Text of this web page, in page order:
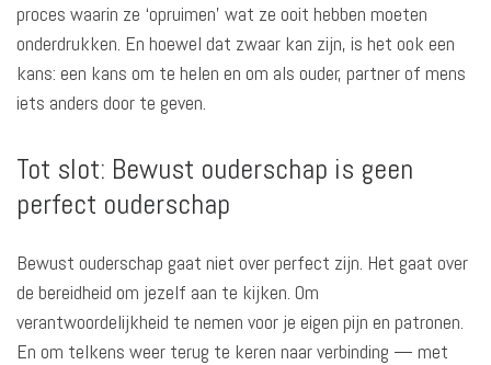
proces waarin ze ‘opruimen’ wat ze ooit hebben moeten
onderdrukken. En hoewel dat zwaar kan zijn, is het ook een
kans: een kans om te helen en om als ouder, partner of mens
iets anders door te geven.
Tot slot: Bewust ouderschap is geen
perfect ouderschap
Bewust ouderschap gaat niet over perfect zijn. Het gaat over
de bereidheid om jezelf aan te kijken. Om
verantwoordelijkheid te nemen voor je eigen pijn en patronen.
En om telkens weer terug te keren naar verbinding — met